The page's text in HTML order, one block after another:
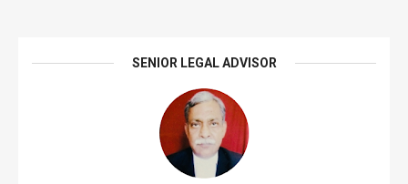
SENIOR LEGAL ADVISOR